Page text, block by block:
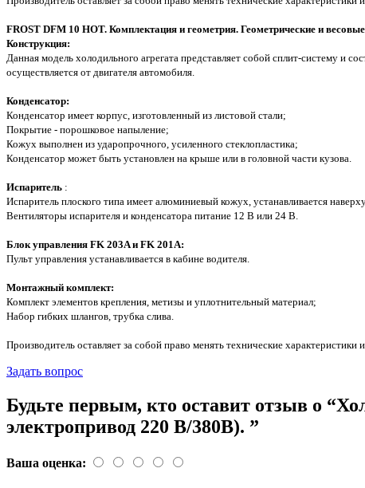
FROST DFM 10 HOT. Комплектация и геометрия. Геометрические и
Конструкция:
Данная модель холодильного агрегата представляет собой сплит-систему и
осуществляется от двигателя автомобиля.
Конденсатор:
Конденсатор имеет корпус, изготовленный из листовой стали;
Покрытие - порошковое напыление;
Кожух выполнен из ударопрочного, усиленного стеклопластика;
Конденсатор может быть установлен на крыше или в головной части кузова.
Испаритель :
Испаритель плоского типа имеет алюминиевый кожух, устанавливается
Вентиляторы испарителя и конденсатора питание 12 В или 24 В.
Блок управления FK 203A и FK 201A:
Пульт управления устанавливается в кабине водителя.
Монтажный комплект:
Комплект элементов крепления, метизы и уплотнительный материал;
Набор гибких шлангов, трубка слива.
Производитель оставляет за собой право менять технические характеристики
Задать вопрос
Будьте первым, кто оставит отзыв о
электропривод 220 В/380В). ”
Ваша оценка: